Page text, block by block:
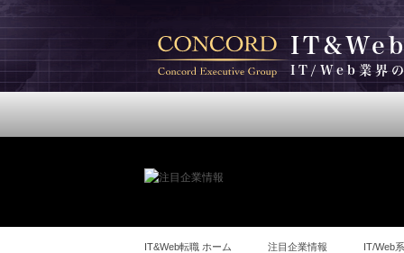
IT/Web業界の
IT&Web転職 ホーム 注目企業情報 IT/Web